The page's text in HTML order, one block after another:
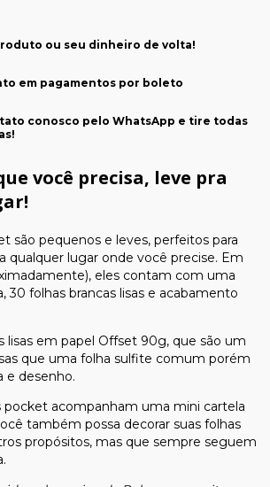
ou seu dinheiro de volta!
em pagamentos por boleto
conosco pelo WhatsApp e tire todas
você precisa, leve pra
são pequenos e leves, perfeitos para
qualquer lugar onde você precise. Em
eles contam com uma
30 folhas brancas lisas e acabamento
lisas em papel Offset 90g, que são um
que uma folha sulfite comum porém
e desenho.
pocket acompanham uma mini cartela
também possa decorar suas folhas
propósitos, mas que sempre seguem